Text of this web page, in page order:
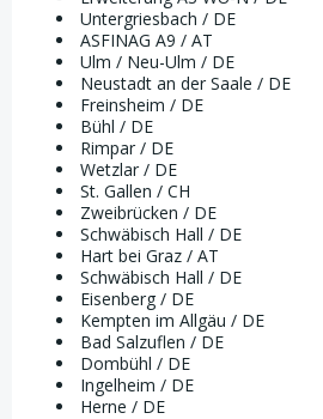
Untergriesbach / DE
ASFINAG A9 / AT
Ulm / Neu-Ulm / DE
Neustadt an der Saale / DE
Freinsheim / DE
Bühl / DE
Rimpar / DE
Wetzlar / DE
St. Gallen / CH
Zweibrücken / DE
Schwäbisch Hall / DE
Hart bei Graz / AT
Schwäbisch Hall / DE
Eisenberg / DE
Kempten im Allgäu / DE
Bad Salzuflen / DE
Dombühl / DE
Ingelheim / DE
Herne / DE